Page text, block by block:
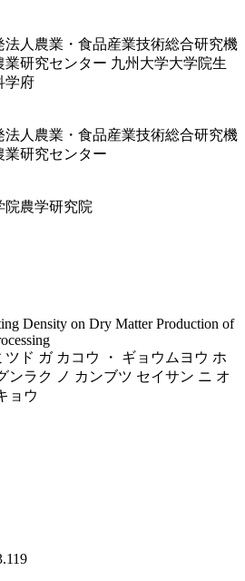
法人農業・食品産業技術総合研究機
業研究センター 九州大学大学院生
学府
法人農業・食品産業技術総合研究機
業研究センター
院農学研究院
Density on Dry Matter Production of
ツド ガ カコウ ・ ギョウムヨウ ホ
ンラク ノ カンブツ セイサン ニ オ
ョウ